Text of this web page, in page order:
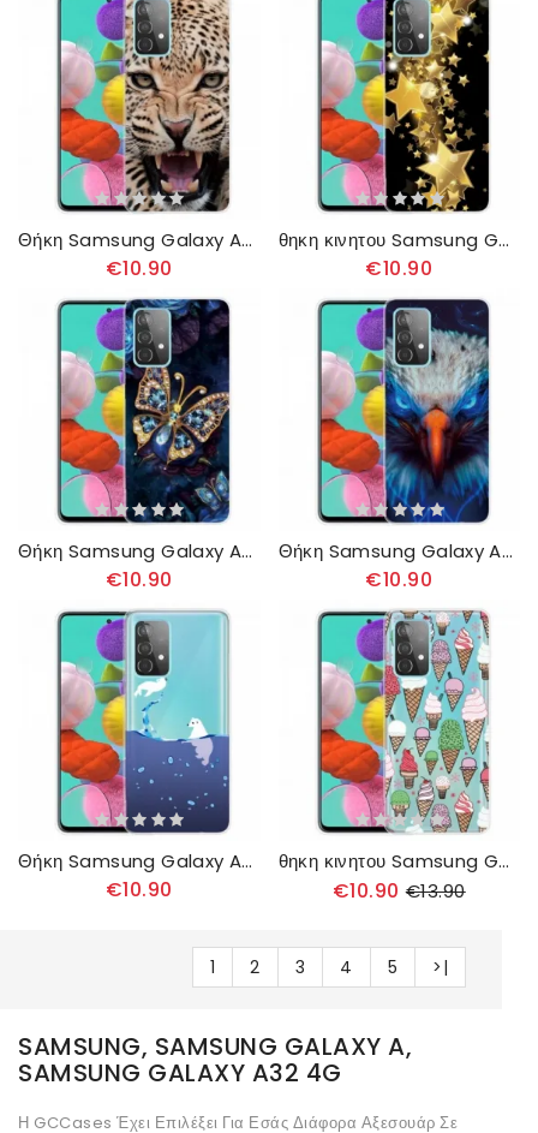
Θήκη Samsung Galaxy A32 4G Υπέροχο Αιλουροειδές
€10.90
θηκη κινητου Samsung Galaxy A32 4G Αστέρια
€10.90
Θήκη Samsung Galaxy A32 4G Deluxe Butterfly
€10.90
Θήκη Samsung Galaxy A32 4G Αετός
€10.90
Θήκη Samsung Galaxy A32 4G Θαλάσσια Παιχνίδια
€10.90
θηκη κινητου Samsung Galaxy A32 4G Παγωτό Κρέμα
€10.90 €13.90
1 2 3 4 5 >|
SAMSUNG, SAMSUNG GALAXY A,
SAMSUNG GALAXY A32 4G
Η GCCases Έχει Επιλέξει Για Εσάς Διάφορα Αξεσουάρ Σε